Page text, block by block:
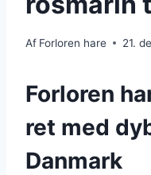
Af Forloren hare 21.
Forloren
ret med
Danmark